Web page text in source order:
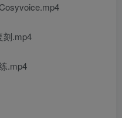
刻.mp4
.mp4